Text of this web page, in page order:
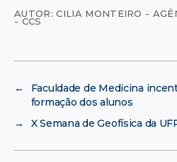
AUTOR: CILIA MONTEIRO -
- CCS
←
Faculdade de Medicina
formação dos alunos
→
X Semana de Geofísica da